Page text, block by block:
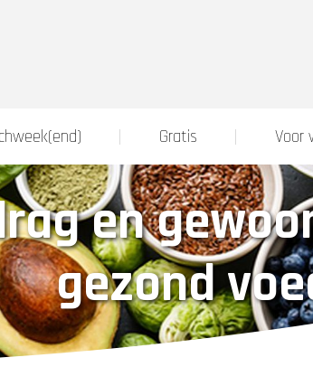
Gratis Voor
en
gezond